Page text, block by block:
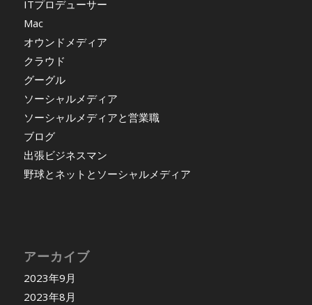
ITプロデューサー
Mac
オウンドメディア
クラウド
グーグル
ソーシャルメディア
ソーシャルメディアと営業職
ブログ
出張ビジネスマン
野球とネットとソーシャルメディア
アーカイブ
2023年9月
2023年8月